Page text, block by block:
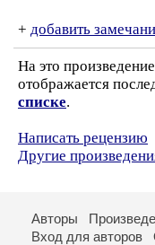
+ добавить
На это
отображается
списке.
Написать рецензию
Другие
Авторы
Вход для авторов